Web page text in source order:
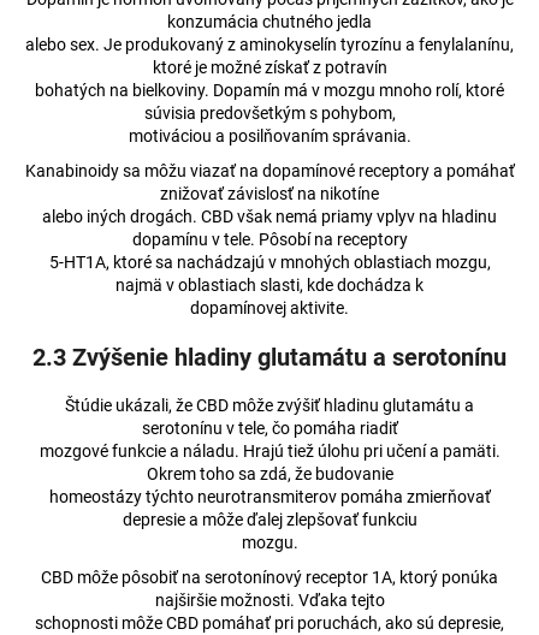
konzumácia chutného jedla
alebo sex. Je produkovaný z aminokyselín tyrozínu a fenylalanínu,
ktoré je možné získať z potravín
bohatých na bielkoviny. Dopamín má v mozgu mnoho rolí, ktoré
súvisia predovšetkým s pohybom,
motiváciou a posilňovaním správania.
Kanabinoidy sa môžu viazať na dopamínové receptory a pomáhať
znižovať závislosť na nikotíne
alebo iných drogách. CBD však nemá priamy vplyv na hladinu
dopamínu v tele. Pôsobí na receptory
5-HT1A, ktoré sa nachádzajú v mnohých oblastiach mozgu,
najmä v oblastiach slasti, kde dochádza k
dopamínovej aktivite.
2.3 Zvýšenie hladiny glutamátu a serotonínu
Štúdie ukázali, že CBD môže zvýšiť hladinu glutamátu a
serotonínu v tele, čo pomáha riadiť
mozgové funkcie a náladu. Hrajú tiež úlohu pri učení a pamäti.
Okrem toho sa zdá, že budovanie
homeostázy týchto neurotransmiterov pomáha zmierňovať
depresie a môže ďalej zlepšovať funkciu
mozgu.
CBD môže pôsobiť na serotonínový receptor 1A, ktorý ponúka
najširšie možnosti. Vďaka tejto
schopnosti môže CBD pomáhať pri poruchách, ako sú depresie,